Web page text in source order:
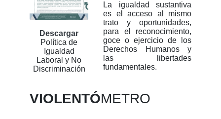
Descargar
Política de
Igualdad
Laboral y No
Discriminación
La igualdad sustantiva
es el acceso al mismo
trato y oportunidades,
para el reconocimiento,
goce o ejercicio de los
Derechos Humanos y
las libertades
fundamentales.
VIOLENTÓMETRO